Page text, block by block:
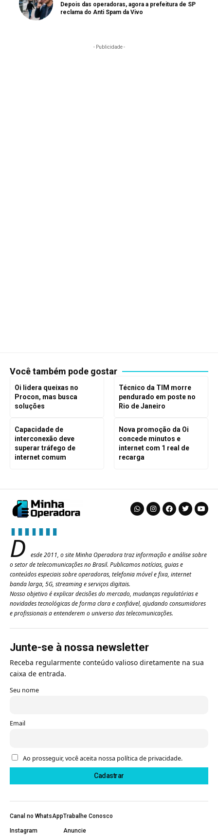
Depois das operadoras, agora a prefeitura de SP
reclama do Anti Spam da Vivo
- Publicidade -
Você também pode gostar
Oi lidera queixas no
Procon, mas busca
soluções
Técnico da TIM morre
pendurado em poste no
Rio de Janeiro
Capacidade de
interconexão deve
superar tráfego de
internet comum
Nova promoção da Oi
concede minutos e
internet com 1 real de
recarga
D
esde 2011, o site Minha Operadora traz informação e análise sobre
o setor de telecomunicações no Brasil. Publicamos notícias, guias e
conteúdos especiais sobre operadoras, telefonia móvel e fixa, internet
banda larga, 5G, streaming e serviços digitais.
Nosso objetivo é explicar decisões do mercado, mudanças regulatórias e
novidades tecnológicas de forma clara e confiável, ajudando consumidores
e profissionais a entenderem o universo das telecomunicações.
Junte-se à nossa newsletter
Receba regularmente conteúdo valioso diretamente na sua
caixa de entrada.
Seu nome
Email
Ao prosseguir, você aceita nossa política de privacidade.
Canal no WhatsApp
Instagram
Trabalhe Conosco
Anuncie